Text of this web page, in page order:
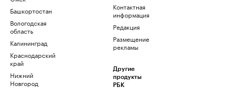
Башкортостан
Вологодская
область
Калининград
Краснодарский
край
Нижний
Новгород
Контактная
информация
Редакция
Размещение
рекламы
Другие
продукты
РБК